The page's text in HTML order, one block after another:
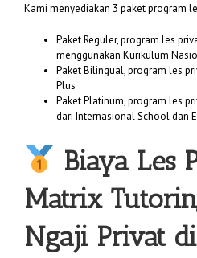
Kami menyediakan 3 paket program
Paket Reguler, program les
menggunakan Kurikulum
Paket Bilingual, program les
Plus
Paket Platinum, program les
dari Internasional School dan
Biaya Les
Matrix
Ngaji Privat